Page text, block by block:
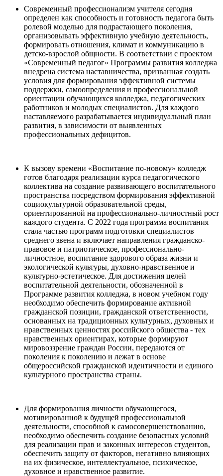
Современный профессионализм учителя сегодня
определен как способность и готовность педагога быть
ролевой моделью для подрастающего поколения,
организовывать эффективную учебную деятельность,
формировать отношения, климат и коммуникацию в
детско-взрослой общности. В соответствии с проектом
«Современный педагог» Программы развития колледжа
внедрена система наставничества, призванная создать
условия для формирования эффективной системы
поддержки, самоопределения и профессиональной
ориентации обучающихся колледжа, педагогических
работников и молодых специалистов. Для каждого
наставляемого разрабатывается индивидуальный план
развития, в зависимости от выявленных
профессиональных дефицитов.
К вызову времени «Воспитание по-новому» колледж
готов благодаря реализации курса педагогического
коллектива на создание развивающего воспитательного
пространства посредством формирования эффективной
социокультурной образовательной среды,
ориентированной на профессионально-личностный рост
каждого студента. С 2022 года программа воспитания
стала частью программ подготовки специалистов
среднего звена и включает направления гражданско-
правовое и патриотическое, профессионально-
личностное, воспитание здорового образа жизни и
экологической культуры, духовно-нравственное и
культурно-эстетическое. Для достижения целей
воспитательной деятельности, обозначенной в
Программе развития колледжа, в новом учебном году
необходимо обеспечить формирование активной
гражданской позиции, гражданской ответственности,
основанных на традиционных культурных, духовных и
нравственных ценностях российского общества - тех
нравственных ориентирах, которые формируют
мировоззрение граждан России, передаются от
поколения к поколению и лежат в основе
общероссийской гражданской идентичности и единого
культурного пространства страны.
Для формирования личности обучающегося,
мотивированной к будущей профессиональной
деятельности, способной к самосовершенствованию,
необходимо обеспечить создание безопасных условий
для реализации прав и законных интересов студентов,
обеспечить защиту от факторов, негативно влияющих
на их физическое, интеллектуальное, психическое,
духовное и нравственное развитие.